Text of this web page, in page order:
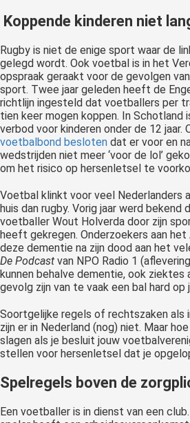
Koppende kinderen niet
Rugby is niet de enige sport waar de
gelegd wordt. Ook voetbal is in het
opspraak geraakt voor de gevolgen
sport. Twee jaar geleden heeft de
richtlijn ingesteld dat voetballers per
tien keer mogen koppen. In Schotland
verbod voor kinderen onder de 12 jaar.
voetbalbond besloten dat er voor en
wedstrijden niet meer ‘voor de lol’
om het risico op hersenletsel te
Voetbal klinkt voor veel Nederlanders
huis dan rugby. Vorig jaar werd
voetballer Wout Holverda door zijn
heeft gekregen. Onderzoekers aan
deze dementie na zijn dood aan het
De Podcast van NPO Radio 1
kunnen behalve dementie, ook ziektes
gevolg zijn van te vaak een bal hard op
Soortgelijke regels of rechtszaken als
zijn er in Nederland (nog) niet. Maar
slagen als je besluit jouw
stellen voor hersenletsel dat je
Spelregels boven de
Een voetballer is in dienst van een